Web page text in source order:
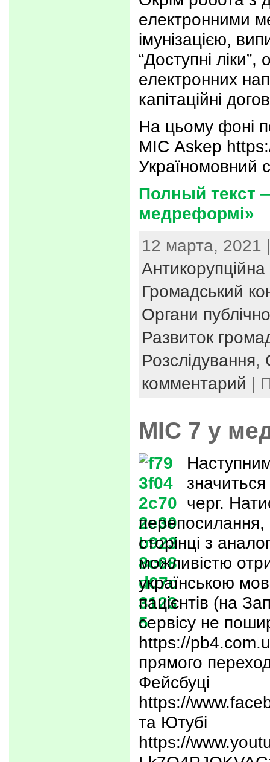
електронними
імунізацією,
“Доступні
електронних
капітаційні
На цьому фоні
МІС Askep
Україномовний
Полный текст
медреформі»
12 марта, 2021
Антикорупційна
Громадський
Органи
Развиток
Розслідування,
комментарий |
МІС 7 у
значиться
черг.
сторінці з
можливістю
українською
пацієнтів (на
сервісу не
https://
прямого
Фейсбуці
https://
та Ютубі
https://